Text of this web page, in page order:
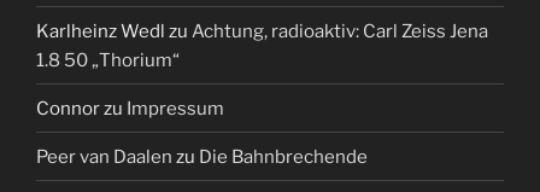
Karlheinz Wedl zu Achtung, radioaktiv: Carl Zeiss Jena
1.8 50 „Thorium“
Connorzu Impressum
Peer van Daalen zu Die Bahnbrechende